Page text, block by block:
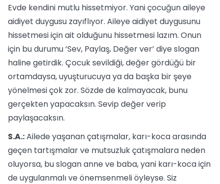
Evde kendini mutlu hissetmiyor. Yani çocuğun aileye
aidiyet duygusu zayıflıyor. Aileye aidiyet duygusunu
hissetmesi için ait olduğunu hissetmesi lazım. Onun
için bu durumu ‘Sev, Paylaş, Değer ver’ diye slogan
haline getirdik. Çocuk sevildiği, değer gördüğü bir
ortamdaysa, uyuşturucuya ya da başka bir şeye
yönelmesi çok zor. Sözde de kalmayacak, bunu
gerçekten yapacaksın. Sevip değer verip
paylaşacaksın.
S.A.:Ailede yaşanan çatışmalar, karı-koca arasında
geçen tartışmalar ve mutsuzluk çatışmalara neden
oluyorsa, bu slogan anne ve baba, yani karı-koca için
de uygulanmalı ve önemsenmeli öyleyse. Siz